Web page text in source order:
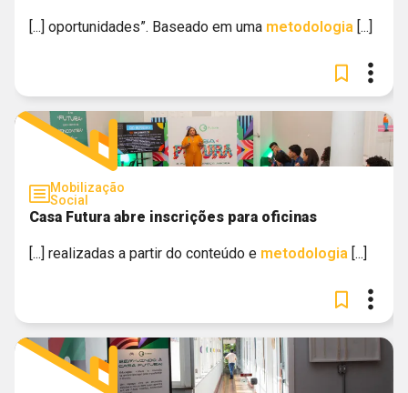
[...] oportunidades”. Baseado em uma metodologia [...]
Mobilização
Social
Casa Futura abre inscrições para oficinas
[...] realizadas a partir do conteúdo e metodologia [...]